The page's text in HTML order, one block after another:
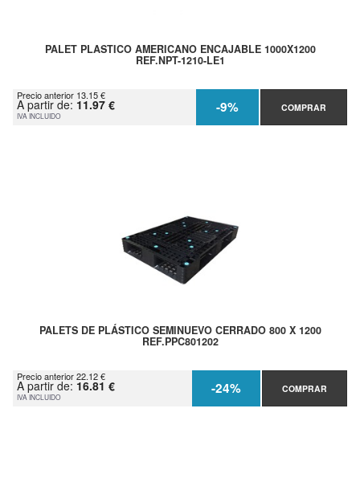
PALET PLASTICO AMERICANO ENCAJABLE 1000X1200
REF.NPT-1210-LE1
Precio anterior 13.15 €
A partir de: 11.97 €
IVA INCLUIDO -9% COMPRAR
PALETS DE PLÁSTICO SEMINUEVO CERRADO 800 X 1200
REF.PPC801202
Precio anterior 22.12 €
A partir de: 16.81 €
IVA INCLUIDO -24% COMPRAR